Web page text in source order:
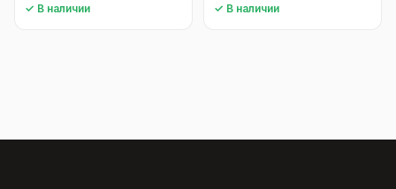
✓ В наличии ✓ В наличии